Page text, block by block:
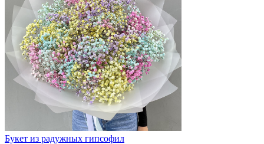
Букет из радужных гипсофил